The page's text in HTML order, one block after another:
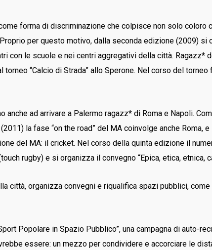
forma di discriminazione che colpisce non solo coloro
per questo motivo, dalla seconda edizione (2009) si
con le scuole e nei centri aggregativi della città. Ragazz*
torneo “Calcio di Strada” allo Sperone. Nel corso del
anche ad arrivare a Palermo ragazz* di Roma e Napoli.
la fase “on the road” del MA coinvolge anche Roma,
del MA: il cricket. Nel corso della quinta edizione il
rugby) e si organizza il convegno “Epica, etica, etnica,
città, organizza convegni e riqualifica spazi pubblici,
Popolare in Spazio Pubblico”, una campagna di auto-
essere: un mezzo per condividere e accorciare le